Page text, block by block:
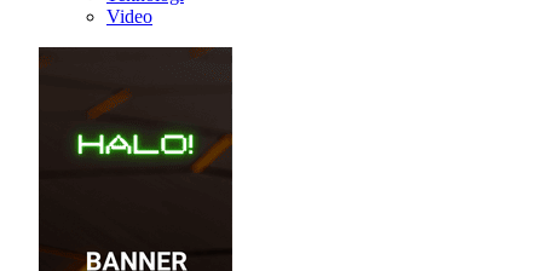
Video